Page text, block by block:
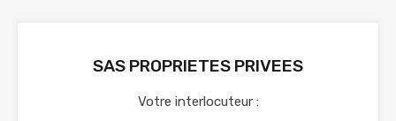
SAS PROPRIETES PRIVEES
Votre interlocuteur :